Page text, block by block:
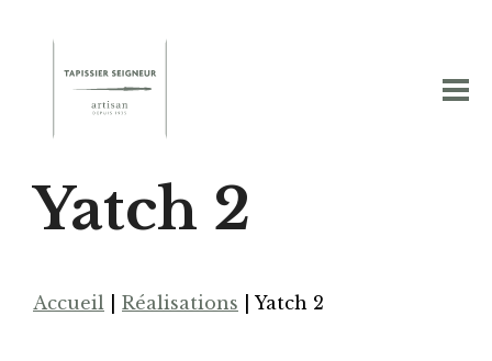
Yatch 2
Accueil Réalisations Yatch 2